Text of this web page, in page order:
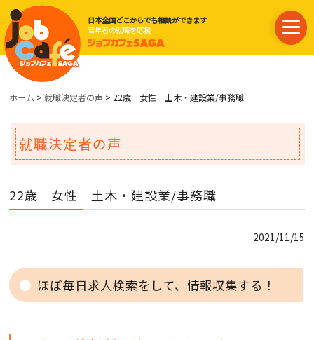
日本全国どこからでも相談ができます
若年者の就職を応援
ホーム >就職決定者の声 > 22歳 女性 土木・建設業/事務職
就職決定者の声
22歳 女性 土木・建設業/事務職
2021/11/15
ほぼ毎日求人検索をして、情報収集する！